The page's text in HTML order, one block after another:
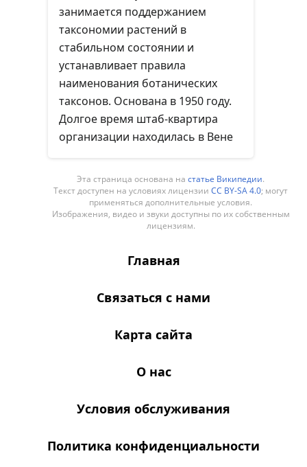
именования животных.
занимается поддержанием
таксономии растений в
стабильном состоянии и
устанавливает правила
наименования ботанических
таксонов. Основана в 1950 году.
Долгое время штаб-квартира
организации находилась в Вене
(2013) располагается в
Братиславе (Словакия).
Эта страница основана на статье Википедии.
Текст доступен на условиях лицензии CC BY-SA 4.0; могут
применяться дополнительные условия.
Изображения, видео и звуки доступны по их собственным
лицензиям.
Главная
Связаться с нами
Карта сайта
О нас
Условия обслуживания
Политика конфиденциальности